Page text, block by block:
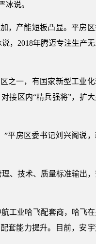
冰说。
，产能短板凸显。平房
，2018年腾迈专注生产
之一，有国家新型工业化
接区内“精兵强将”，扩大
平房区委书记刘兴阁说
、技术、质量标准输出
工业哈飞配套商，哈飞
套能力提升。目前，安